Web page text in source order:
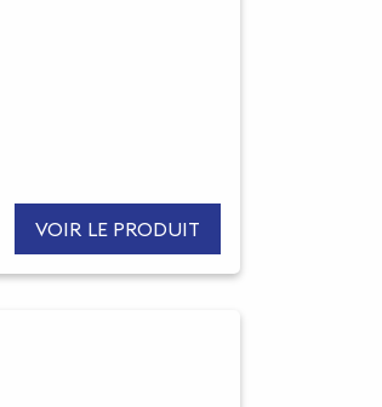
VOIR LE PRODUIT